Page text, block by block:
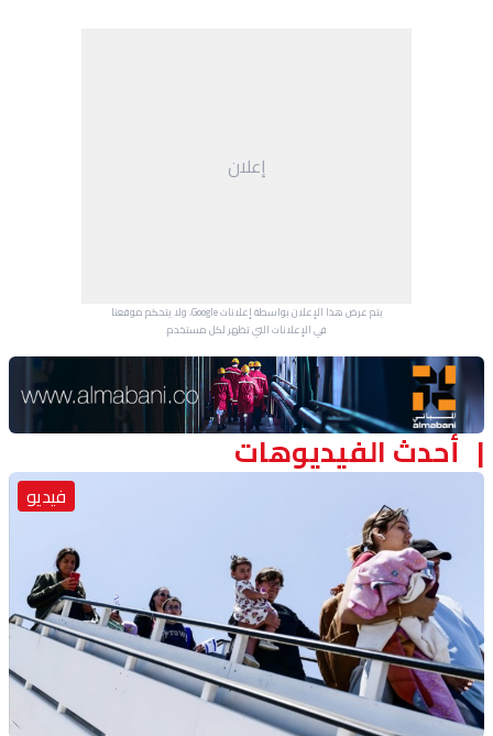
إعلان
يتم عرض هذا الإعلان بواسطة إعلانات Google، ولا يتحكم موقعنا
في الإعلانات التي تظهر لكل مستخدم.
Advertisement Section
أحدث الفيديوهات
فيديو